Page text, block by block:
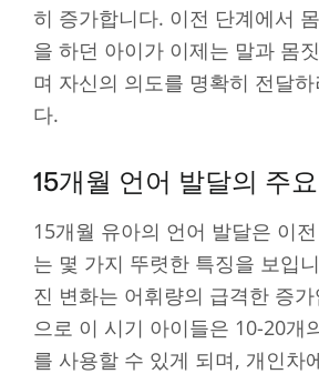
히 증가합니다. 이전 단계에서
을 하던 아이가 이제는 말과 몸
며 자신의 의도를 명확히 전달
다.
15개월 언어 발달의 주
15개월 유아의 언어 발달은 이
는 몇 가지 뚜렷한 특징을 보입
진 변화는 어휘량의 급격한 증
으로 이 시기 아이들은 10-20개
를 사용할 수 있게 되며, 개인차